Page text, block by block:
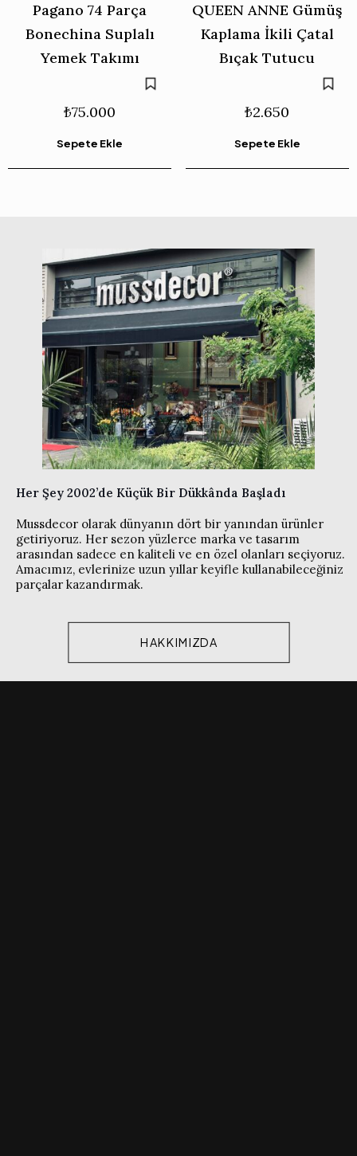
Pagano 74 Parça
Bonechina Suplalı
Yemek Takımı
₺75.000
Sepete Ekle
QUEEN ANNE Gümüş
Kaplama İkili Çatal
Bıçak Tutucu
₺2.650
Sepete Ekle
Her Şey 2002’de Küçük Bir Dükkânda Başladı
Mussdecor olarak dünyanın dört bir yanından ürünler
getiriyoruz. Her sezon yüzlerce marka ve tasarım
arasından sadece en kaliteli ve en özel olanları seçiyoruz.
Amacımız, evlerinize uzun yıllar keyifle kullanabileceğiniz
parçalar kazandırmak.
HAKKIMIZDA